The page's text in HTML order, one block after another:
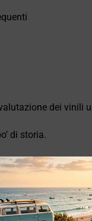
dei vinili
di storia.
vinili online?
i vinili